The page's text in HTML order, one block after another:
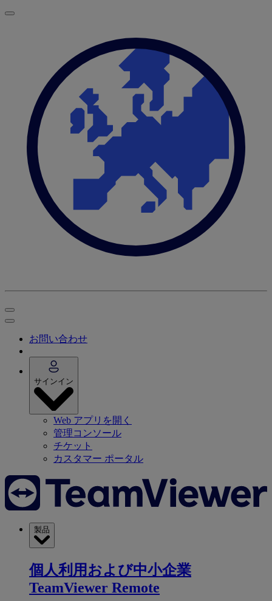
お問い合わせ
サインイン
Web アプリを開く
管理コンソール
チケット
カスタマー ポータル
製品
個人利用および中小企業
TeamViewer Remote